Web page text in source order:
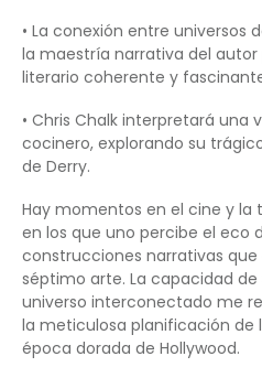
• La conexión entre universos
la maestría narrativa del
literario coherente y
• Chris Chalk interpretará una
cocinero, explorando su
de Derry.
Hay momentos en el cine y la
en los que uno percibe el eco
construcciones narrativas
séptimo arte. La capacidad
universo interconectado me
la meticulosa planificación de
época dorada de Hollywood.